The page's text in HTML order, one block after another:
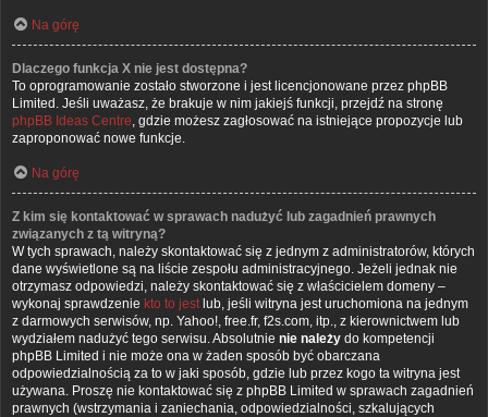
Na górę
Dlaczego funkcja X nie jest dostępna?
To oprogramowanie zostało stworzone i jest licencjonowane przez phpBB
Limited. Jeśli uważasz, że brakuje w nim jakiejś funkcji, przejdź na stronę
phpBB Ideas Centre, gdzie możesz zagłosować na istniejące propozycje lub
zaproponować nowe funkcje.
Na górę
Z kim się kontaktować w sprawach nadużyć lub zagadnień prawnych
związanych z tą witryną?
W tych sprawach, należy skontaktować się z jednym z administratorów, których
dane wyświetlone są na liście zespołu administracyjnego. Jeżeli jednak nie
otrzymasz odpowiedzi, należy skontaktować się z właścicielem domeny –
wykonaj sprawdzenie kto to jestlub, jeśli witryna jest uruchomiona na jednym
z darmowych serwisów, np. Yahoo!, free.fr, f2s.com, itp., z kierownictwem lub
wydziałem nadużyć tego serwisu. Absolutnie nie należy do kompetencji
phpBB Limited i nie może ona w żaden sposób być obarczana
odpowiedzialnością za to w jaki sposób, gdzie lub przez kogo ta witryna jest
używana. Proszę nie kontaktować się z phpBB Limited w sprawach zagadnień
prawnych (wstrzymania i zaniechania, odpowiedzialności, szkalujących